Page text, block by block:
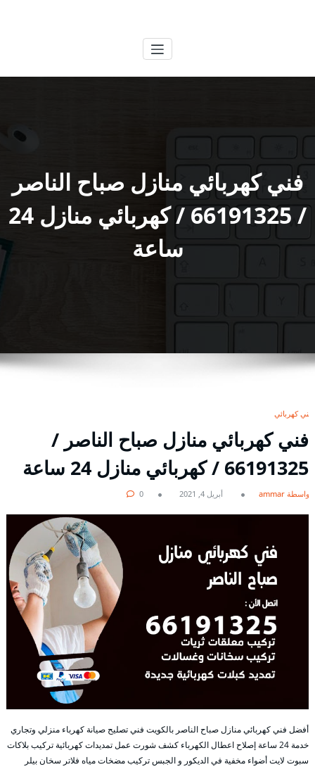
فني كهربائي منازل صباح الناصر
/ 66191325 / كهربائي منازل 24
ساعة
فني كهربائي
فني كهربائي منازل صباح الناصر /
66191325 / كهربائي منازل 24 ساعة
بواسطة ammar أبريل 4, 2021 0
أفضل فني كهربائي منازل صباح الناصر بالكويت فني تصليح صيانة كهرباء منزلي وتجاري
خدمة 24 ساعة إصلاح اعطال الكهرباء كشف شورت عمل تمديدات كهربائية تركيب بلاكات
سبوت لايت أضواء مخفية في الديكور و الجبس تركيب مضخات مياه فلاتر سخان بيلر